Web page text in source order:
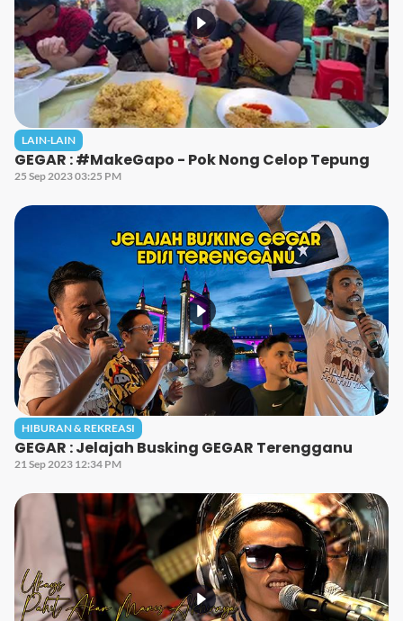
LAIN-LAIN
GEGAR : #MakeGapo - Pok Nong Celop Tepung
25 Sep 2023 03:25 PM
HIBURAN & REKREASI
GEGAR : Jelajah Busking GEGAR Terengganu
21 Sep 2023 12:34 PM